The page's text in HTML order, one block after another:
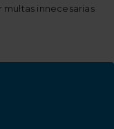
multas innecesarias